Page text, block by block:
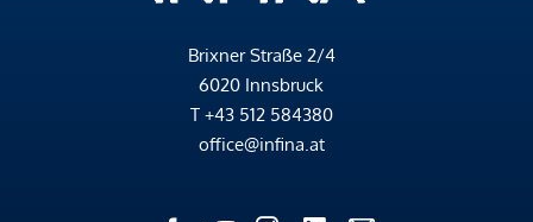
Brixner Straße 2/4
6020 Innsbruck
T +43 512 584380
office@infina.at